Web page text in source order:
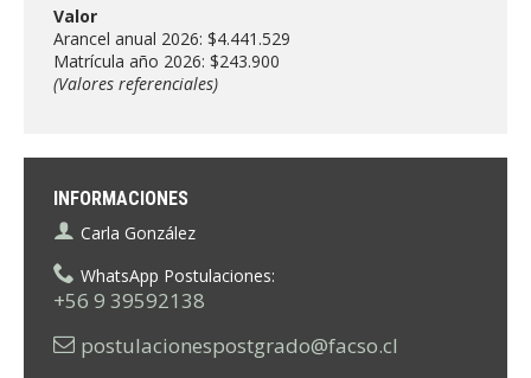
INFORMACIONES
Carla González
WhatsApp Postulaciones:
+56 9 39592138
postulacionespostgrado@facso.cl
Valor
Arancel anual 2026: $4.441.529
Matrícula año 2026: $243.900
(Valores referenciales)